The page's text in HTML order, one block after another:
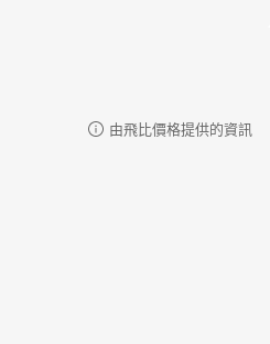
由飛比價格提供的資訊